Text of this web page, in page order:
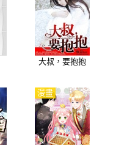
大叔，要抱抱
漫畫